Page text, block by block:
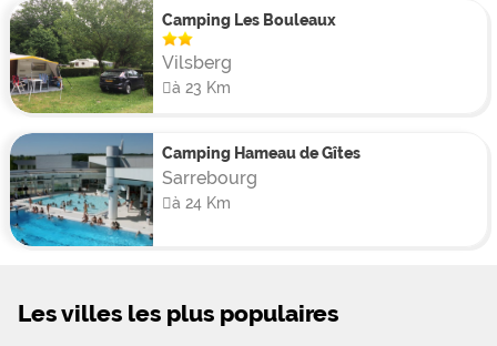
Camping Les Bouleaux
Vilsberg
à 23 Km
Camping Hameau de Gîtes
Sarrebourg
à 24 Km
Les villes les plus populaires